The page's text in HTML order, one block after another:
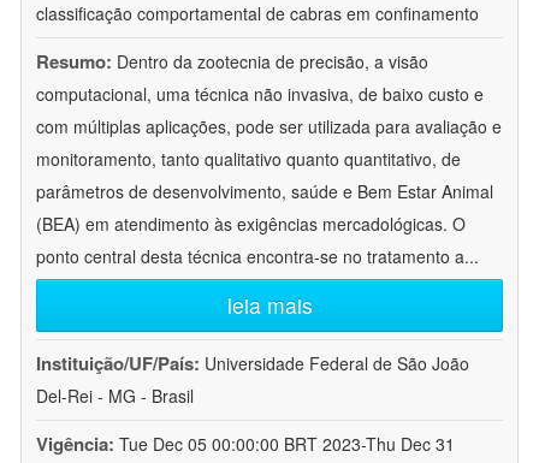
classificação comportamental de cabras em confinamento
Resumo: Dentro da zootecnia de precisão, a visão
computacional, uma técnica não invasiva, de baixo custo e
com múltiplas aplicações, pode ser utilizada para avaliação e
monitoramento, tanto qualitativo quanto quantitativo, de
parâmetros de desenvolvimento, saúde e Bem Estar Animal
(BEA) em atendimento às exigências mercadológicas. O
ponto central desta técnica encontra-se no tratamento a...
leia mais
Instituição/UF/País: Universidade Federal de São João
Del-Rei - MG - Brasil
Vigência: Tue Dec 05 00:00:00 BRT 2023-Thu Dec 31